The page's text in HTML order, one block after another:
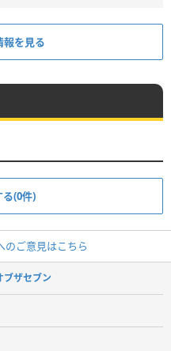
報を見る
(0件)
のご意見はこちら
ブザセブン